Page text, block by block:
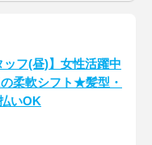
ッフ(昼)】女性活躍中
柔軟シフト★髪型・
いOK